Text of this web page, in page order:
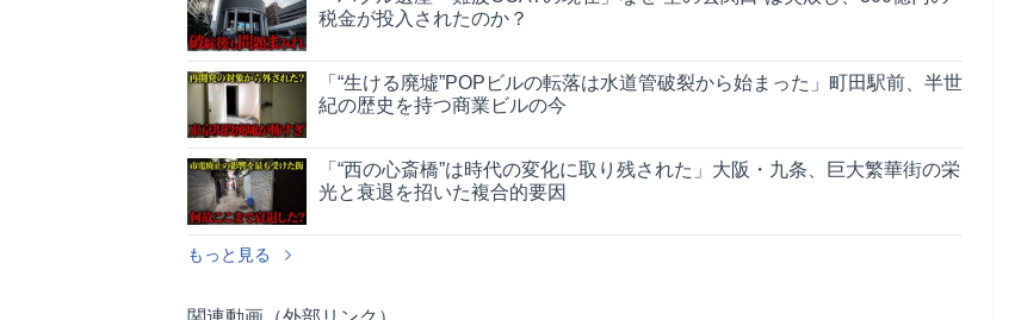
税金が投入されたのか？
「“生ける廃墟”POPビルの転落は水道管破裂から始まった」町田駅前、半世
紀の歴史を持つ商業ビルの今
「“西の心斎橋”は時代の変化に取り残された」大阪・九条、巨大繁華街の栄
光と衰退を招いた複合的要因
もっと見る